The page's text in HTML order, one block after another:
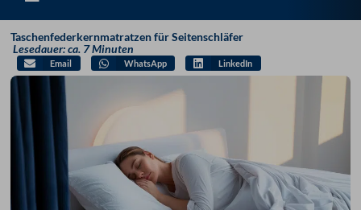
Taschenfederkernmatratzen für Seitenschläfer
Lesedauer: ca. 7 Minuten
Email WhatsApp LinkedIn